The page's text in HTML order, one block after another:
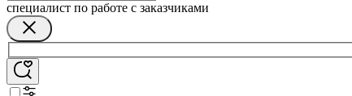
специалист по работе с заказчиками